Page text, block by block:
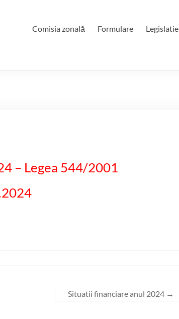
Comisia zonală Formulare Legislatie
– Legea 544/2001
Situatii financiare anul 2024 →